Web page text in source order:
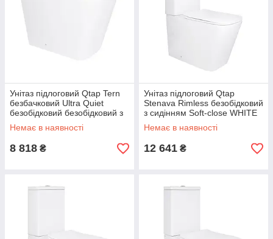
Унітаз підлоговий Qtap Tern
безбачковий Ultra Quiet
безобідковий безобідковий з
сидінням Soft-close WHITE
Немає в наявності
8 818 ₴
Унітаз підлоговий Qtap
Stenava Rimless безобідковий
з сидінням Soft-close WHITE
QT27228303W
Немає в наявності
12 641 ₴